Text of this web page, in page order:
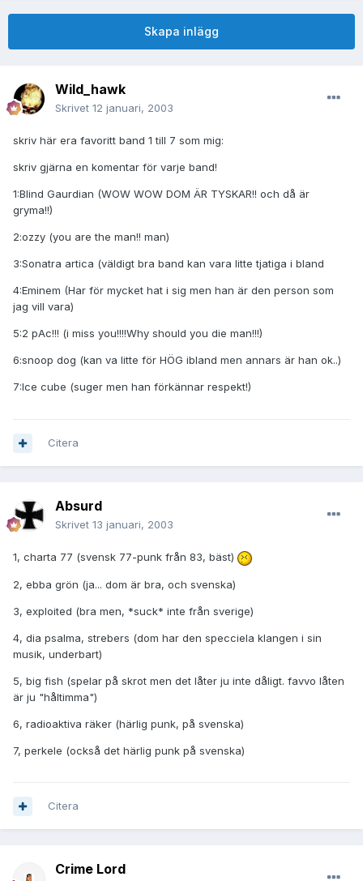
Skapa inlägg
Wild_hawk
Skrivet 12 januari, 2003
skriv här era favoritt band 1 till 7 som mig:
skriv gjärna en komentar för varje band!
1:Blind Gaurdian (WOW WOW DOM ÄR TYSKAR!! och då är
gryma!!)
2:ozzy (you are the man!! man)
3:Sonatra artica (väldigt bra band kan vara litte tjatiga i bland
4:Eminem (Har för mycket hat i sig men han är den person som
jag vill vara)
5:2 pAc!!! (i miss you!!!!Why should you die man!!!)
6:snoop dog (kan va litte för HÖG ibland men annars är han ok..)
7:Ice cube (suger men han förkännar respekt!)
Citera
Absurd
Skrivet 13 januari, 2003
1, charta 77 (svensk 77-punk från 83, bäst)
2, ebba grön (ja... dom är bra, och svenska)
3, exploited (bra men, *suck* inte från sverige)
4, dia psalma, strebers (dom har den specciela klangen i sin
musik, underbart)
5, big fish (spelar på skrot men det låter ju inte dåligt. favvo låten
är ju "håltimma")
6, radioaktiva räker (härlig punk, på svenska)
7, perkele (också det härlig punk på svenska)
Citera
Crime Lord